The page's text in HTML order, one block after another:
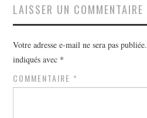
LAISSER UN COMMENTAIRE
Votre adresse e-mail ne sera pas publiée.
indiqués avec *
COMMENTAIRE *